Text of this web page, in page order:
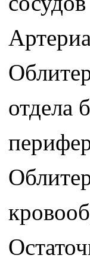
отдела